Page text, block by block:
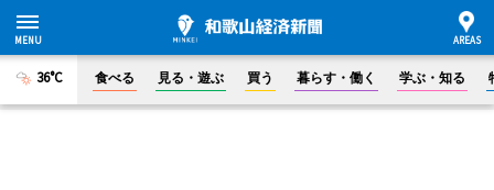
36°C 食べる 見る・遊ぶ 買う 暮らす・働く 学ぶ・知る